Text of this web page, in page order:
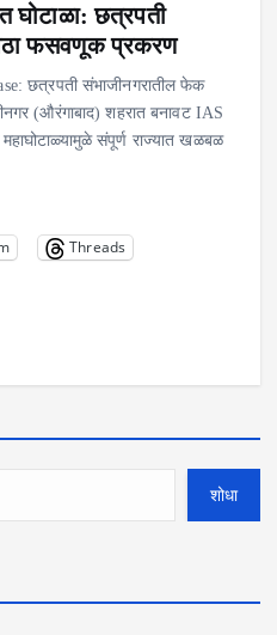
घोटाळा: छत्रपती
फसवणूक प्रकरण
छत्रपती संभाजीनगरातील फेक
(औरंगाबाद) शहरात बनावट IAS
संपूर्ण राज्यात खळबळ
Threads
शोधा